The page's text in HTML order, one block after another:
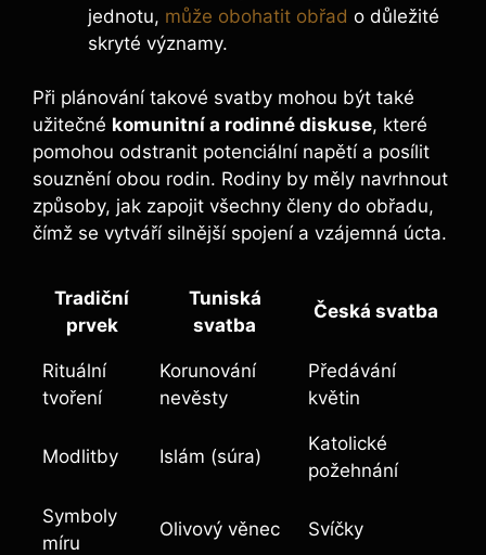
jednotu, může obohatit obřad o důležité
skryté významy.
Při plánování takové svatby mohou být také
užitečné komunitní a rodinné diskuse, které
pomohou odstranit potenciální napětí a posílit
souznění obou rodin. Rodiny by měly navrhnout
způsoby, jak zapojit všechny členy do obřadu,
čímž se vytváří silnější spojení a vzájemná úcta.
Tradiční
prvek
Tuniská
svatba
Česká svatba
Rituální
tvoření
Korunování
nevěsty
Předávání
květin
Modlitby Islám (súra)
Katolické
požehnání
Symboly
míru
Olivový věnec Svíčky